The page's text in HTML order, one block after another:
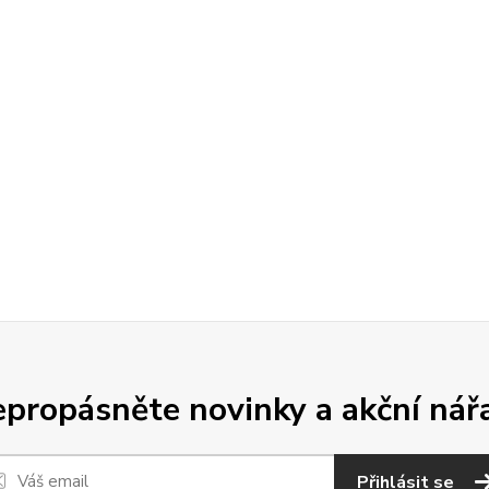
novinky a akční
Přihlásit se